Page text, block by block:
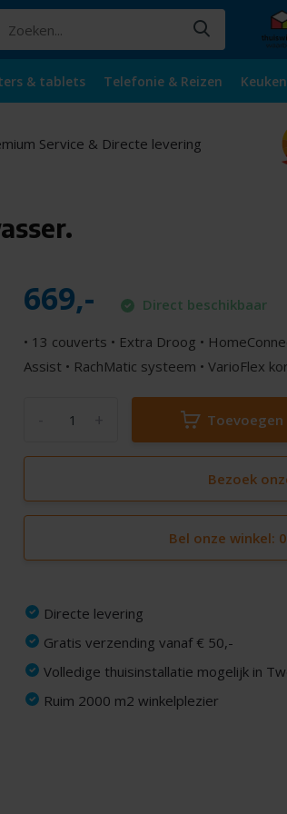
& tablets Telefonie & Reizen Keuken
Service & Directe levering
669,- Direct beschikbaar
• 13 couverts • Extra Droog •
Assist • RachMatic systeem • VarioFlex
Toevoegen
Bezoek
Bel onze winkel:
Directe levering
Gratis verzending vanaf € 50,-
Volledige thuisinstallatie mogelijk in
Ruim 2000 m2 winkelplezier